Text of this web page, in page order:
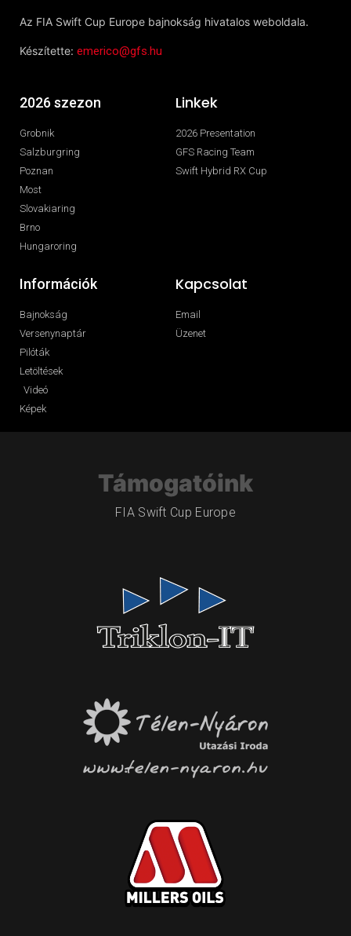
Az FIA Swift Cup Europe bajnokság hivatalos weboldala.
Készítette: emerico@gfs.hu
2026 szezon
Grobnik
Salzburgring
Poznan
Most
Slovakiaring
Brno
Hungaroring
Linkek
2026 Presentation
GFS Racing Team
Swift Hybrid RX Cup
Információk
Bajnokság
Versenynaptár
Pilóták
Letöltések
Videó
Képek
Kapcsolat
Email
Üzenet
Támogatóink
FIA Swift Cup Europe